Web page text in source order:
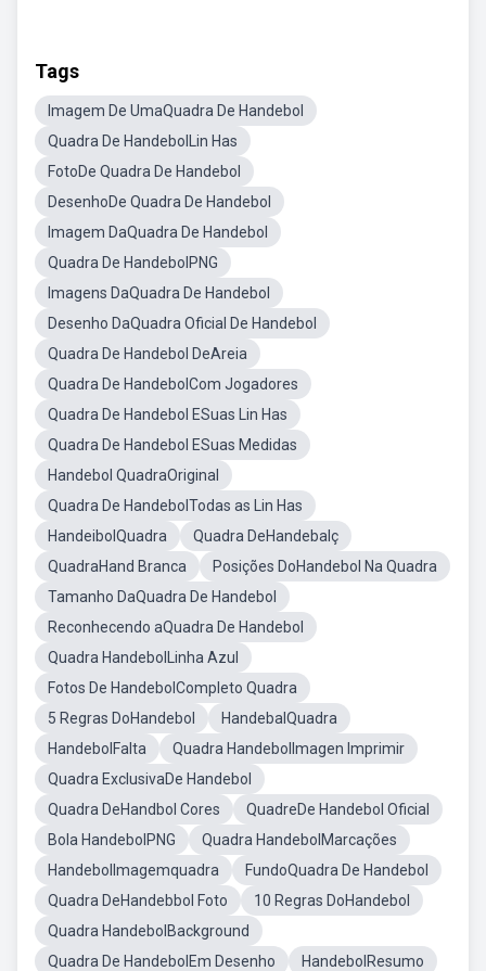
Tags
Imagem De UmaQuadra De Handebol
Quadra De HandebolLin Has
FotoDe Quadra De Handebol
DesenhoDe Quadra De Handebol
Imagem DaQuadra De Handebol
Quadra De HandebolPNG
Imagens DaQuadra De Handebol
Desenho DaQuadra Oficial De Handebol
Quadra De Handebol DeAreia
Quadra De HandebolCom Jogadores
Quadra De Handebol ESuas Lin Has
Quadra De Handebol ESuas Medidas
Handebol QuadraOriginal
Quadra De HandebolTodas as Lin Has
HandeibolQuadra
Quadra DeHandebalç
QuadraHand Branca
Posições DoHandebol Na Quadra
Tamanho DaQuadra De Handebol
Reconhecendo aQuadra De Handebol
Quadra HandebolLinha Azul
Fotos De HandebolCompleto Quadra
5 Regras DoHandebol
HandebalQuadra
HandebolFalta
Quadra HandebolImagen Imprimir
Quadra ExclusivaDe Handebol
Quadra DeHandbol Cores
QuadreDe Handebol Oficial
Bola HandebolPNG
Quadra HandebolMarcações
HandebolImagemquadra
FundoQuadra De Handebol
Quadra DeHandebbol Foto
10 Regras DoHandebol
Quadra HandebolBackground
Quadra De HandebolEm Desenho
HandebolResumo